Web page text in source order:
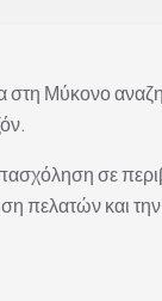
Μύκονο
σε
πελατών και